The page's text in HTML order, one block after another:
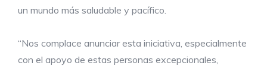
un mundo más saludable y pacífico.
“Nos complace anunciar esta iniciativa, especialmente
con el apoyo de estas personas excepcionales,